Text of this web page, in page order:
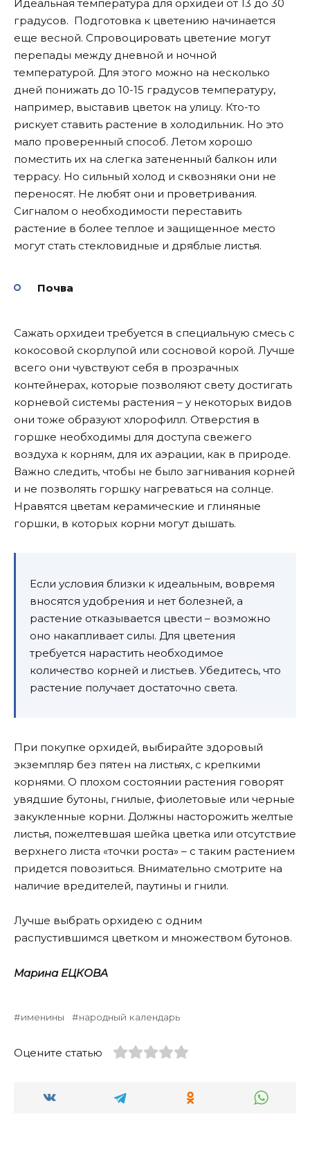
Идеальная температура для орхидеи от 13 до 30
градусов. Подготовка к цветению начинается
еще весной. Спровоцировать цветение могут
перепады между дневной ​​и ночной
температурой. Для этого можно на несколько
дней понижать до 10-15 градусов температуру,
например, выставив цветок на улицу. Кто-то
рискует ставить растение в холодильник. Но это
мало проверенный способ. Летом хорошо
поместить их на слегка затененный балкон или
террасу. Но сильный холод и сквозняки они не
переносят. Не любят они и проветривания.
Сигналом о необходимости переставить
растение в более теплое и защищенное место
могут стать стекловидные и дряблые листья.
Почва
Сажать орхидеи требуется в специальную смесь с
кокосовой скорлупой или сосновой корой. Лучше
всего они чувствуют себя в прозрачных
контейнерах, которые позволяют свету достигать
корневой системы растения – у некоторых видов
они тоже образуют хлорофилл. Отверстия в
горшке необходимы для доступа свежего
воздуха к корням, для их аэрации, как в природе.
Важно следить, чтобы не было загнивания корней
и не позволять горшку нагреваться на солнце.
Нравятся цветам керамические и глиняные
горшки, в которых корни могут дышать.
Если условия близки к идеальным, вовремя
вносятся удобрения и нет болезней, а
растение отказывается цвести – возможно
оно накапливает силы. Для цветения
требуется нарастить необходимое
количество корней и листьев. Убедитесь, что
растение получает достаточно света.
При покупке орхидей, выбирайте здоровый
экземпляр без пятен на листьях, с крепкими
корнями. О плохом состоянии растения говорят
увядшие бутоны, гнилые, фиолетовые или черные
закукленные корни. Должны насторожить желтые
листья, пожелтевшая шейка цветка или отсутствие
верхнего листа «точки роста» – с таким растением
придется повозиться. Внимательно смотрите на
наличие вредителей, паутины и гнили.
Лучше выбрать орхидею с одним
распустившимся цветком и множеством бутонов.
Марина ЕЦКОВА
именины народный календарь
Оцените статью